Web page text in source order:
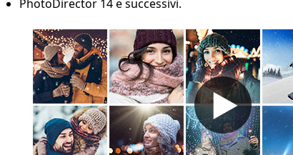
PhotoDirector 14 e successivi.